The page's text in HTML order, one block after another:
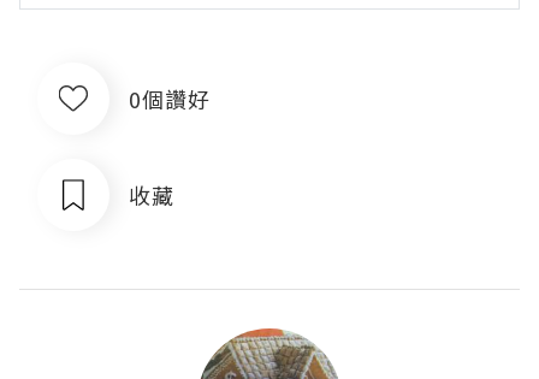
0個讚好
收藏